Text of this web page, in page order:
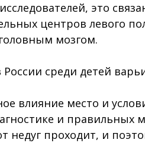
это
центров левого
мозгом.
среди детей
влияние место и
и правильных
недуг проходит, и